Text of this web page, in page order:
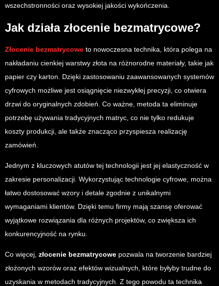
wszechstronności oraz wysokiej jakości wykończenia.
Jak działa złocenie bezmatrycowe?
Złocenie bezmatrycowe to nowoczesna technika, która polega na
nakładaniu cienkiej warstwy złota na różnorodne materiały, takie jak
papier czy karton. Dzięki zastosowaniu zaawansowanych systemów
cyfrowych możliwe jest osiągnięcie niezwykłej precyzji, co otwiera
drzwi do oryginalnych zdobień. Co ważne, metoda ta eliminuje
potrzebę używania tradycyjnych matryc, co nie tylko redukuje
koszty produkcji, ale także znacząco przyspiesza realizację
zamówień.
Jednym z kluczowych atutów tej technologii jest jej elastyczność w
zakresie personalizacji. Wykorzystując technologie cyfrowe, można
łatwo dostosować wzory i detale zgodnie z unikalnymi
wymaganiami klientów. Dzięki temu firmy mają szansę oferować
wyjątkowe rozwiązania dla różnych projektów, co zwiększa ich
konkurencyjność na rynku.
Co więcej, złocenie bezmatrycowe pozwala na tworzenie bardziej
złożonych wzorów oraz efektów wizualnych, które byłyby trudne do
uzyskania w metodach tradycyjnych. Z tego powodu ta technika